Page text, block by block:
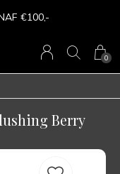
0
€100,-
Berry